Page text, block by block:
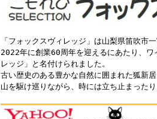
「フォックスヴィレッジ」は山梨県笛吹市
2022年に創業60周年を迎えるにあたり、
レッジ」と名付けられました。
古い歴史のある豊かな自然に囲まれた狐新
山を駆け巡りながら、時には立ち止まった